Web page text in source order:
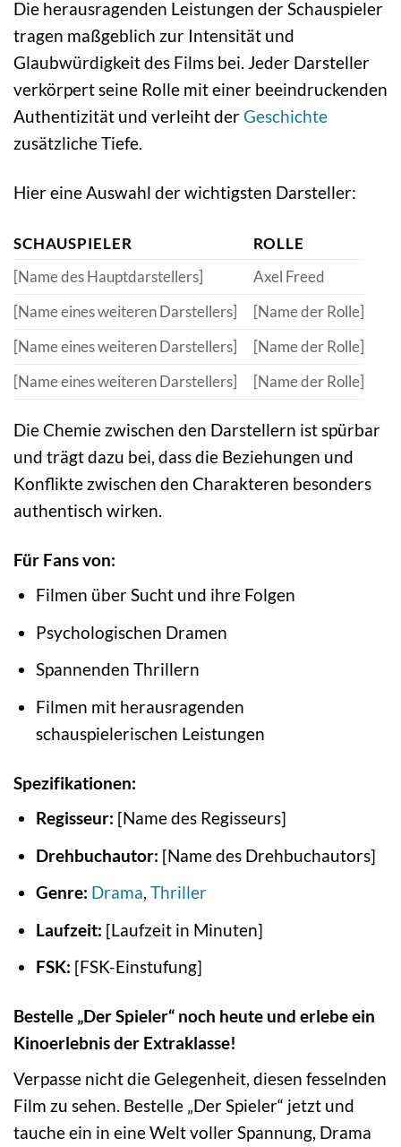
Die herausragenden Leistungen der Schauspieler
tragen maßgeblich zur Intensität und
Glaubwürdigkeit des Films bei. Jeder Darsteller
verkörpert seine Rolle mit einer beeindruckenden
Authentizität und verleiht derGeschichte
zusätzliche Tiefe.
Hier eine Auswahl der wichtigsten Darsteller:
SCHAUSPIELER
ROLLE
[Name des Hauptdarstellers]
Axel Freed
[Name eines weiteren Darstellers]
[Name der Rolle]
[Name eines weiteren Darstellers]
[Name der Rolle]
[Name eines weiteren Darstellers]
[Name der Rolle]
Die Chemie zwischen den Darstellern ist spürbar
und trägt dazu bei, dass die Beziehungen und
Konflikte zwischen den Charakteren besonders
authentisch wirken.
Für Fans von:
Filmen über Sucht und ihre Folgen
Psychologischen Dramen
Spannenden Thrillern
Filmen mit herausragenden
schauspielerischen Leistungen
Spezifikationen:
Regisseur: [Name des Regisseurs]
Drehbuchautor: [Name des Drehbuchautors]
Genre: Drama, Thriller
Laufzeit: [Laufzeit in Minuten]
FSK: [FSK-Einstufung]
Bestelle „Der Spieler“ noch heute und erlebe ein
Kinoerlebnis der Extraklasse!
Verpasse nicht die Gelegenheit, diesen fesselnden
Film zu sehen. Bestelle „Der Spieler“ jetzt und
tauche ein in eine Welt voller Spannung, Drama